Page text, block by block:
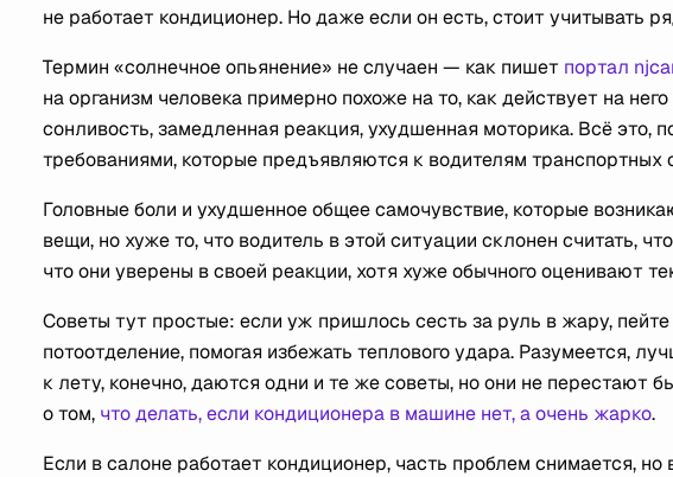
не работает кондиционер. Но даже если он есть, стоит учитывать
Термин «солнечное опьянение» не случаен — как пишет портал
на организм человека примерно похоже на то, как действует на
сонливость, замедленная реакция, ухудшенная моторика. Всё это,
требованиями, которые предъявляются к водителям транспортных
Головные боли и ухудшенное общее самочувствие, которые
вещи, но хуже то, что водитель в этой ситуации склонен считать,
что они уверены в своей реакции, хотя хуже обычного оценивают
Советы тут простые: если уж пришлось сесть за руль в жару,
потоотделение, помогая избежать теплового удара. Разумеется,
к лету, конечно, даются одни и те же советы, но они не перестают
о том, что делать, если кондиционера в машине нет, а очень жарко.
Если в салоне работает кондиционер, часть проблем снимается,